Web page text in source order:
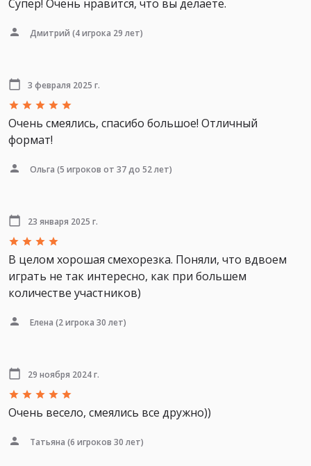
Супер! Очень нравится, что вы делаете.
Дмитрий (4 игрока 29 лет)
3 февраля 2025 г.
Очень смеялись, спасибо большое! Отличный
формат!
Ольга (5 игроков от 37 до 52 лет)
23 января 2025 г.
В целом хорошая смехорезка. Поняли, что вдвоем
играть не так интересно, как при большем
количестве участников)
Елена (2 игрока 30 лет)
29 ноября 2024 г.
Очень весело, смеялись все дружно))
Татьяна (6 игроков 30 лет)